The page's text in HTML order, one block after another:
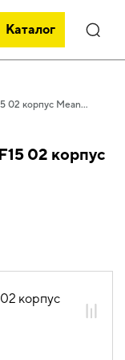
Каталог Поиск
Светильник FWL 31-14-830-F15 02 корпус Meanwell FEREKS
02 корпус